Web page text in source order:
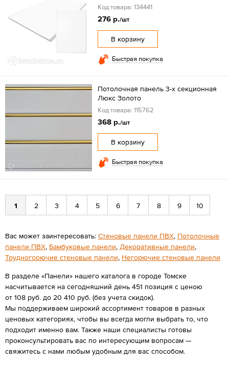
Код товара: 134441
276 р./шт
В корзину
Быстрая покупка
Потолочная панель 3-х секционная
Люкс Золото
Код товара: 115762
368 р./шт
В корзину
Быстрая покупка
1 2 3 4 5 6 7 8 9 10
Вас может заинтересовать: Стеновые панели ПВХ, Потолочные
панели ПВХ, Бамбуковые панели, Декоративные панели,
Трудногорючие стеновые панели, Негорючие стеновые панели
В разделе «Панели» нашего каталога в городе Томске
насчитывается на сегодняшний день 451 позиция с ценою
от 108 руб. до 20 410 руб. (без учета скидок).
Мы поддерживаем широкий ассортимент товаров в разных
ценовых категориях, чтобы вы всегда могли выбрать то, что
подходит именно вам. Также наши специалисты готовы
проконсультировать вас по интересующим вопросам —
свяжитесь с нами любым удобным для вас способом.